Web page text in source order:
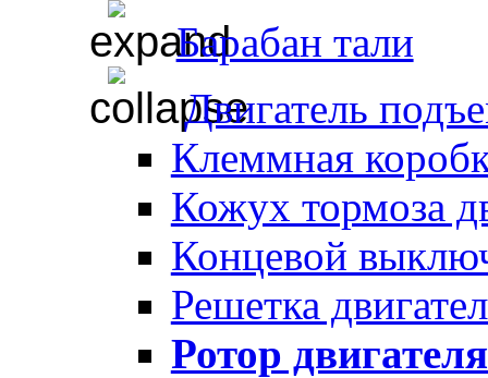
Барабан тали
Двигатель
Клеммная
Кожух тормоза
Концевой
Решетка
Ротор